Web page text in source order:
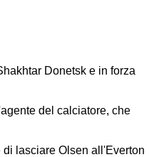
Donetsk e in forza
del calciatore, che
lasciare Olsen all'Everton